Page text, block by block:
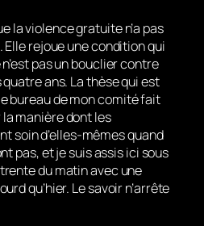
la violence gratuite n’a pas
rejoue une condition qui
pas un bouclier contre
quatre ans. La thèse qui est
bureau de mon comité fait
manière dont les
soin d’elles-mêmes quand
pas, et je suis assis ici sous
du matin avec une
qu’hier. Le savoir n’arrête